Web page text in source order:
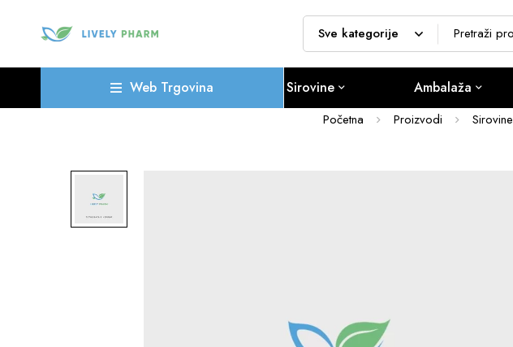
Web Trgovina Sirovine Ambalaža
Početna Proizvodi Sirovine